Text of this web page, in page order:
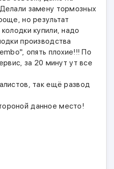
замену тормозных
но результат
купили, надо
производства
опять плохие!!! По
за 20 минут ут все
так ещё развод
данное место!